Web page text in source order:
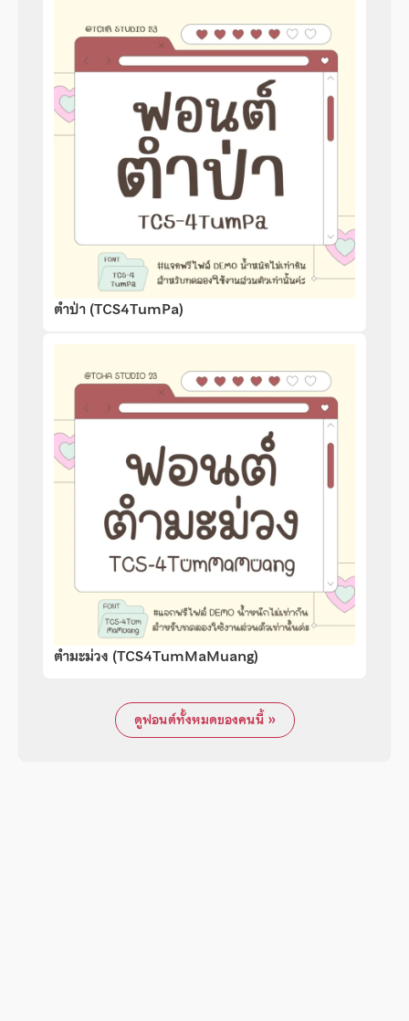
ตำป่า (TCS4TumPa)
ตำมะม่วง (TCS4TumMaMuang)
ดูฟอนต์ทั้งหมดของคนนี้ »